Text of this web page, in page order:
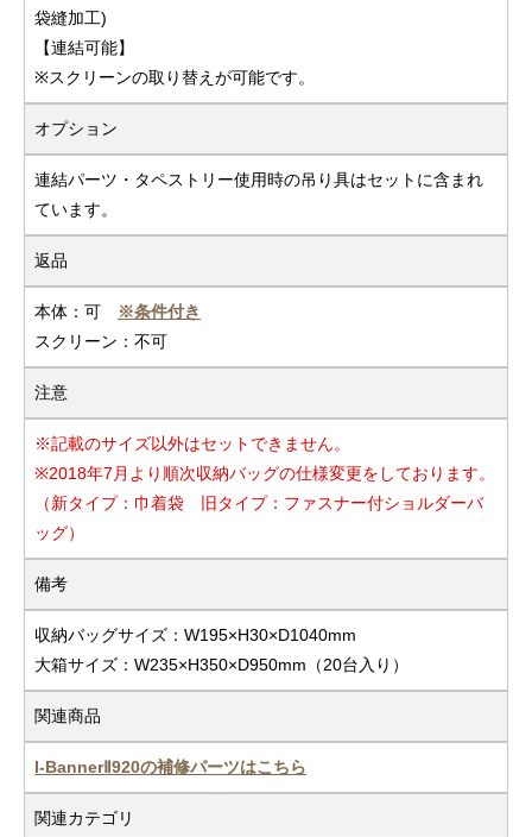
袋縫加工)
【連結可能】
※スクリーンの取り替えが可能です。
オプション
連結パーツ・タペストリー使用時の吊り具はセットに含まれ
ています。
返品
本体：可
※条件付き
スクリーン：不可
注意
※記載のサイズ以外はセットできません。
※2018年7月より順次収納バッグの仕様変更をしております。
（新タイプ：巾着袋 旧タイプ：ファスナー付ショルダーバ
ッグ）
備考
収納バッグサイズ：W195×H30×D1040mm
大箱サイズ：W235×H350×D950mm（20台入り）
関連商品
I-BannerⅡ920の補修パーツはこちら
関連カテゴリ